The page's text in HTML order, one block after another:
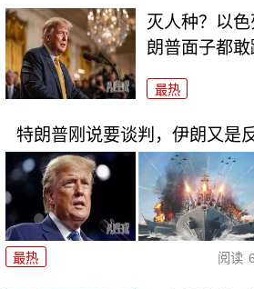
灭人种？以
朗普面子都敢
最热
特朗普刚说要谈判，伊朗又是
最热 阅读